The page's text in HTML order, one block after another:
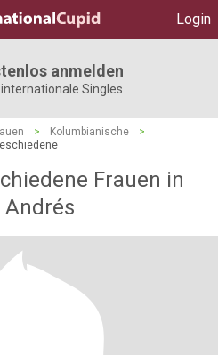
Login
anmelden
Singles
> Kolumbianische
>
Frauen in
Andrés